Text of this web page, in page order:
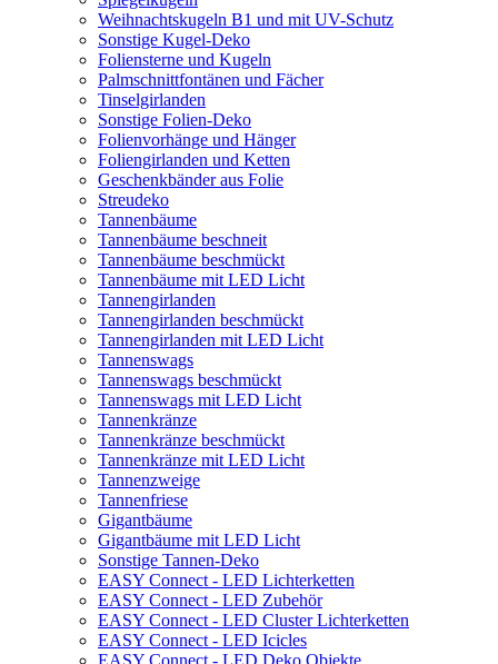
Weihnachtskugeln B1 und mit UV-Schutz
Sonstige Kugel-Deko
Foliensterne und Kugeln
Palmschnittfontänen und Fächer
Tinselgirlanden
Sonstige Folien-Deko
Folienvorhänge und Hänger
Foliengirlanden und Ketten
Geschenkbänder aus Folie
Streudeko
Tannenbäume
Tannenbäume beschneit
Tannenbäume beschmückt
Tannenbäume mit LED Licht
Tannengirlanden
Tannengirlanden beschmückt
Tannengirlanden mit LED Licht
Tannenswags
Tannenswags beschmückt
Tannenswags mit LED Licht
Tannenkränze
Tannenkränze beschmückt
Tannenkränze mit LED Licht
Tannenzweige
Tannenfriese
Gigantbäume
Gigantbäume mit LED Licht
Sonstige Tannen-Deko
EASY Connect - LED Lichterketten
EASY Connect - LED Zubehör
EASY Connect - LED Cluster Lichterketten
EASY Connect - LED Icicles
EASY Connect - LED Deko Objekte